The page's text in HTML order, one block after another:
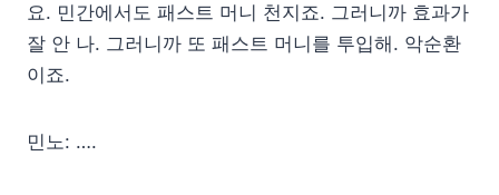
요. 민간에서도 패스트 머니 천지죠. 그러니까 효과가
잘 안 나. 그러니까 또 패스트 머니를 투입해. 악순환
이죠.
민노: ….